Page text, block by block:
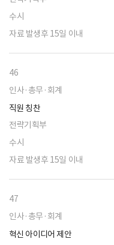
수시
자료 발생후 15일 이내
46
인사·총무·회계
직원 칭찬
전략기획부
수시
자료 발생후 15일 이내
47
인사·총무·회계
혁신 아이디어 제안